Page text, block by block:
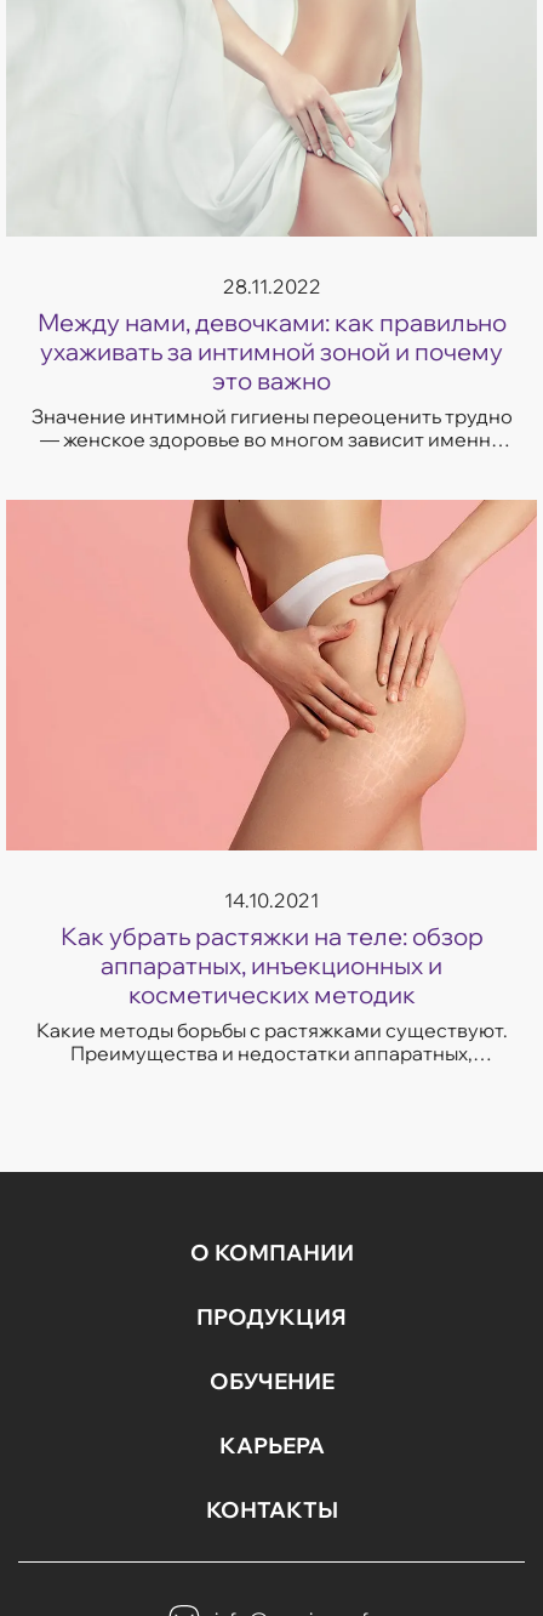
28.11.2022
Между нами, девочками: как правильно
ухаживать за интимной зоной и почему
это важно
Значение интимной гигиены переоценить трудно
— женское здоровье во многом зависит именно
14.10.2021
Как убрать растяжки на теле: обзор
аппаратных, инъекционных и
косметических методик
Какие методы борьбы с растяжками существуют.
Преимущества и недостатки аппаратных,
О КОМПАНИИ
ПРОДУКЦИЯ
ОБУЧЕНИЕ
КАРЬЕРА
КОНТАКТЫ